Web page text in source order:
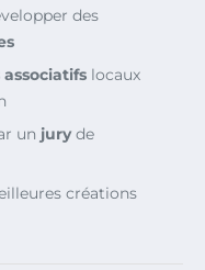
des
locaux
un juryde
créations